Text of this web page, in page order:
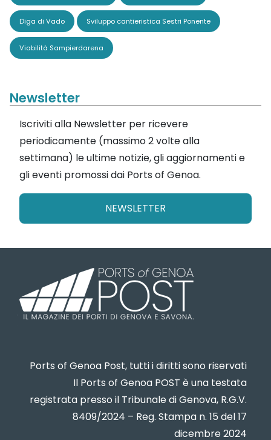
Diga di Vado Sviluppo cantieristica Sestri Ponente
Viabilità Sampierdarena
Newsletter
Iscriviti alla Newsletter per ricevere
periodicamente (massimo 2 volte alla
settimana) le ultime notizie, gli aggiornamenti e
gli eventi promossi dai Ports of Genoa.
NEWSLETTER
Ports of Genoa Post, tutti i diritti sono riservati
Il Ports of Genoa POST è una testata
registrata presso il Tribunale di Genova, R.G.V.
8409/2024 – Reg. Stampa n. 15 del 17
dicembre 2024